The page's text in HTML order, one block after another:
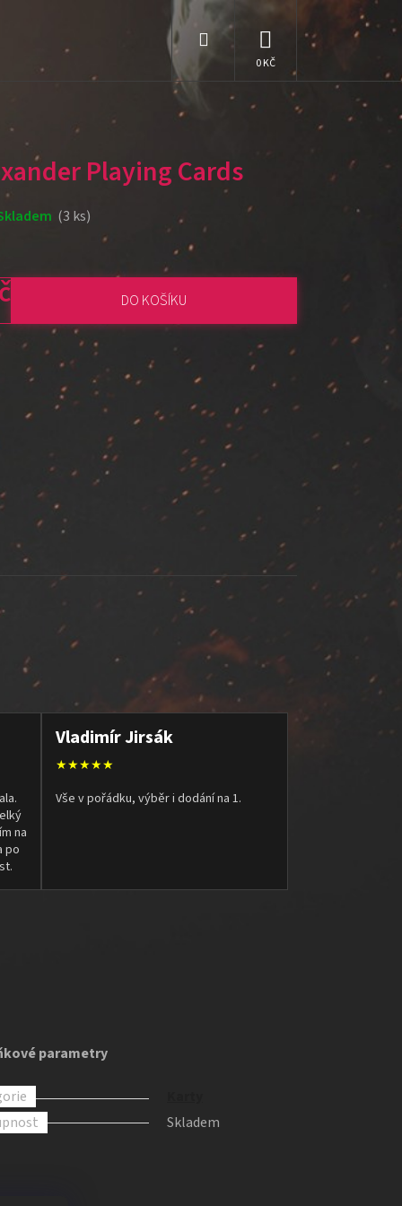
Hledat
NÁKUPNÍ
KOŠÍK
Playing Cards
DO KOŠÍKU
(3 ks)
na
po
Vladimír Jirsák
★★★★★
Vše v pořádku, výběr i dodání na 1.
parametry
Skladem